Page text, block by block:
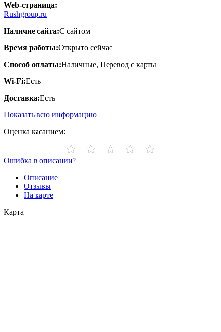
Web-страница:
Rushgroup.ru
Наличие сайта:С сайтом
Время работы:Открыто сейчас
Способ оплаты:Наличные, Перевод с карты
Wi-Fi:Есть
Доставка:Есть
Показать всю информацию
Оценка касанием:
Ошибка в описании?
Описание
Отзывы
На карте
Карта